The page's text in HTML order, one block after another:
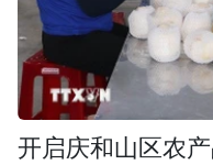
开启庆和山区农